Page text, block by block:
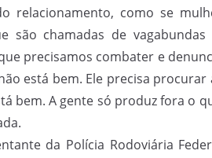
relacionamento, como se
são chamadas de
precisamos combater e
está bem. Ele precisa procurar
bem. A gente só produz fora o
da Polícia Rodoviária